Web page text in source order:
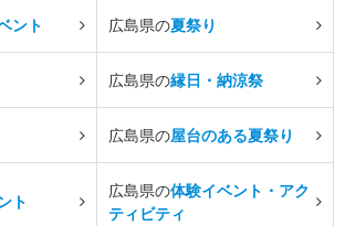
ント 広島県の夏祭り
広島県の縁日・納涼祭
広島県の屋台のある夏祭り
ト
広島県の体験イベント・アク
ティビティ